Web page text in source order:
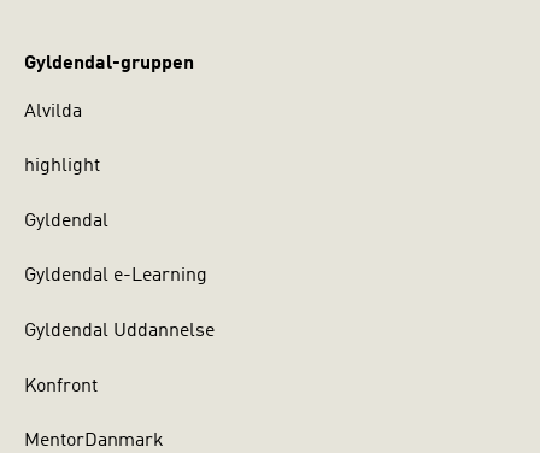
Gyldendal-gruppen
Alvilda
highlight
Gyldendal
Gyldendal e-Learning
Gyldendal Uddannelse
Konfront
MentorDanmark